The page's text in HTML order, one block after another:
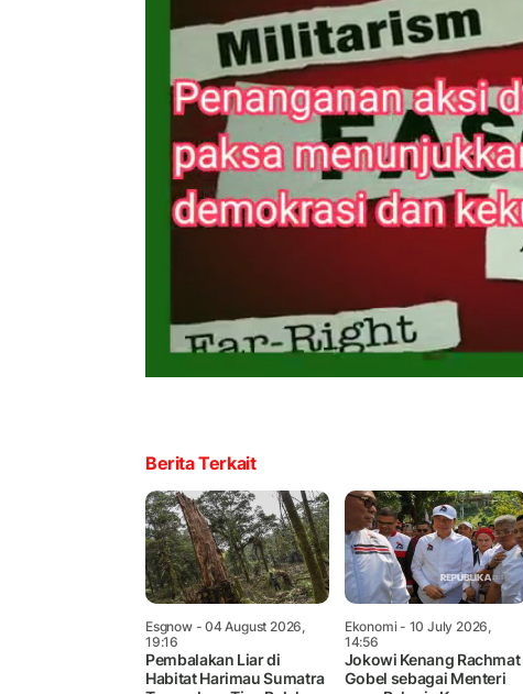
Berita Terkait
Esgnow- 04 August 2026,
19:16
Pembalakan Liar di
Habitat Harimau Sumatra
Ekonomi- 10 July 2026,
14:56
Jokowi Kenang Rachmat
Gobel sebagai Menteri